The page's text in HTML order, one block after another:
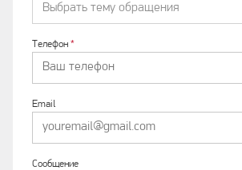
Выбрать тему обращения
Телефон *
Email
Сообщение